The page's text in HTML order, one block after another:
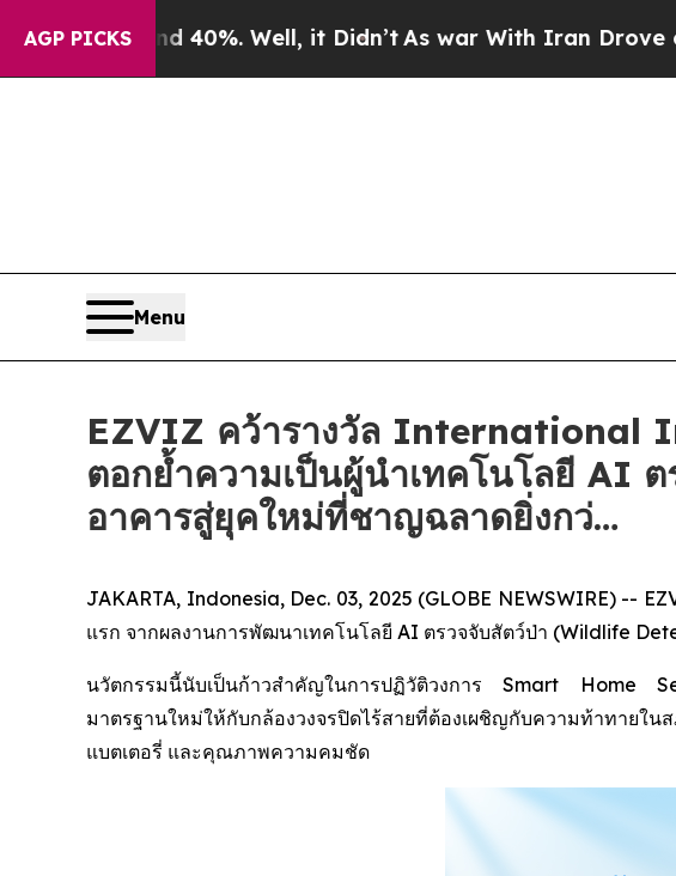
AGP PICKS
40%. Well, it Didn’t As war With Iran Drove oil Prices
Menu
EZVIZ คว้ารางวัล International
ตอกย้ำความเป็นผู้นำเทคโนโลยี AI
อาคารสู่ยุคใหม่ที่ชาญฉลาดยิ่งกว่…
JAKARTA, Indonesia, Dec. 03, 2025 (GLOBE NEWSWIRE) --
แรก จากผลงานการพัฒนาเทคโนโลยี AI ตรวจจับสัตว์ป่า (Wildlife
นวัตกรรมนี้นับเป็นก้าวสำคัญในการปฏิวัติวงการ Smart Home
มาตรฐานใหม่ให้กับกล้องวงจรปิดไร้สายที่ต้องเผชิญกับความท้าทา
แบตเตอรี่ และคุณภาพความคมชัด